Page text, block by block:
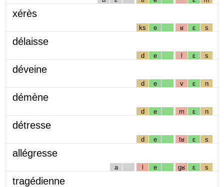
xérès
ks e ʁ ɛ s
délaisse
d e l ɛ s
déveine
d e v ɛ n
démène
d e m ɛ n
détresse
d e tʁ ɛ s
allégresse
a l e gʁ ɛ s
tragédienne